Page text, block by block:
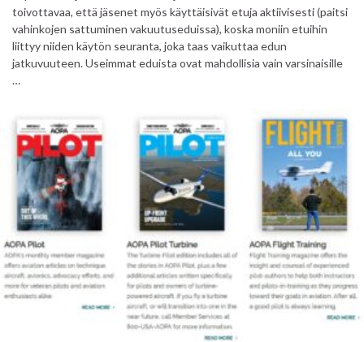
toivottavaa, että jäsenet myös käyttäisivät etuja aktiivisesti (paitsi
vahinkojen sattuminen vakuutuseduissa), koska moniin etuihin
liittyy niiden käytön seuranta, joka taas vaikuttaa edun
jatkuvuuteen. Useimmat eduista ovat mahdollisia vain varsinaisille
…